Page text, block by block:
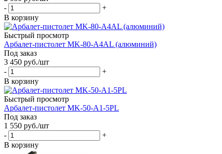
-
+
В корзину
Быстрый просмотр
Арбалет-пистолет MK-80-A4AL (алюминий)
Под заказ
3 450 руб./шт
-
+
В корзину
Быстрый просмотр
Арбалет-пистолет MK-50-A1-5PL
Под заказ
1 550 руб./шт
-
+
В корзину